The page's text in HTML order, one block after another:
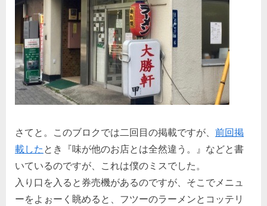
さてと。このブロクでは二回目の掲載ですが、 前回掲
載した とき『味が他のお店とは全然違う。』などと書
いているのですが、これは僕のミスでした。
入り口を入ると券売機があるのですが、そこでメニュ
ーをよぉーく眺めると、フツーのラーメンとコッテリ